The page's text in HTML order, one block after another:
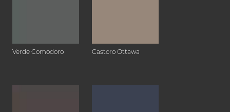
Verde Comodoro Castoro Ottawa